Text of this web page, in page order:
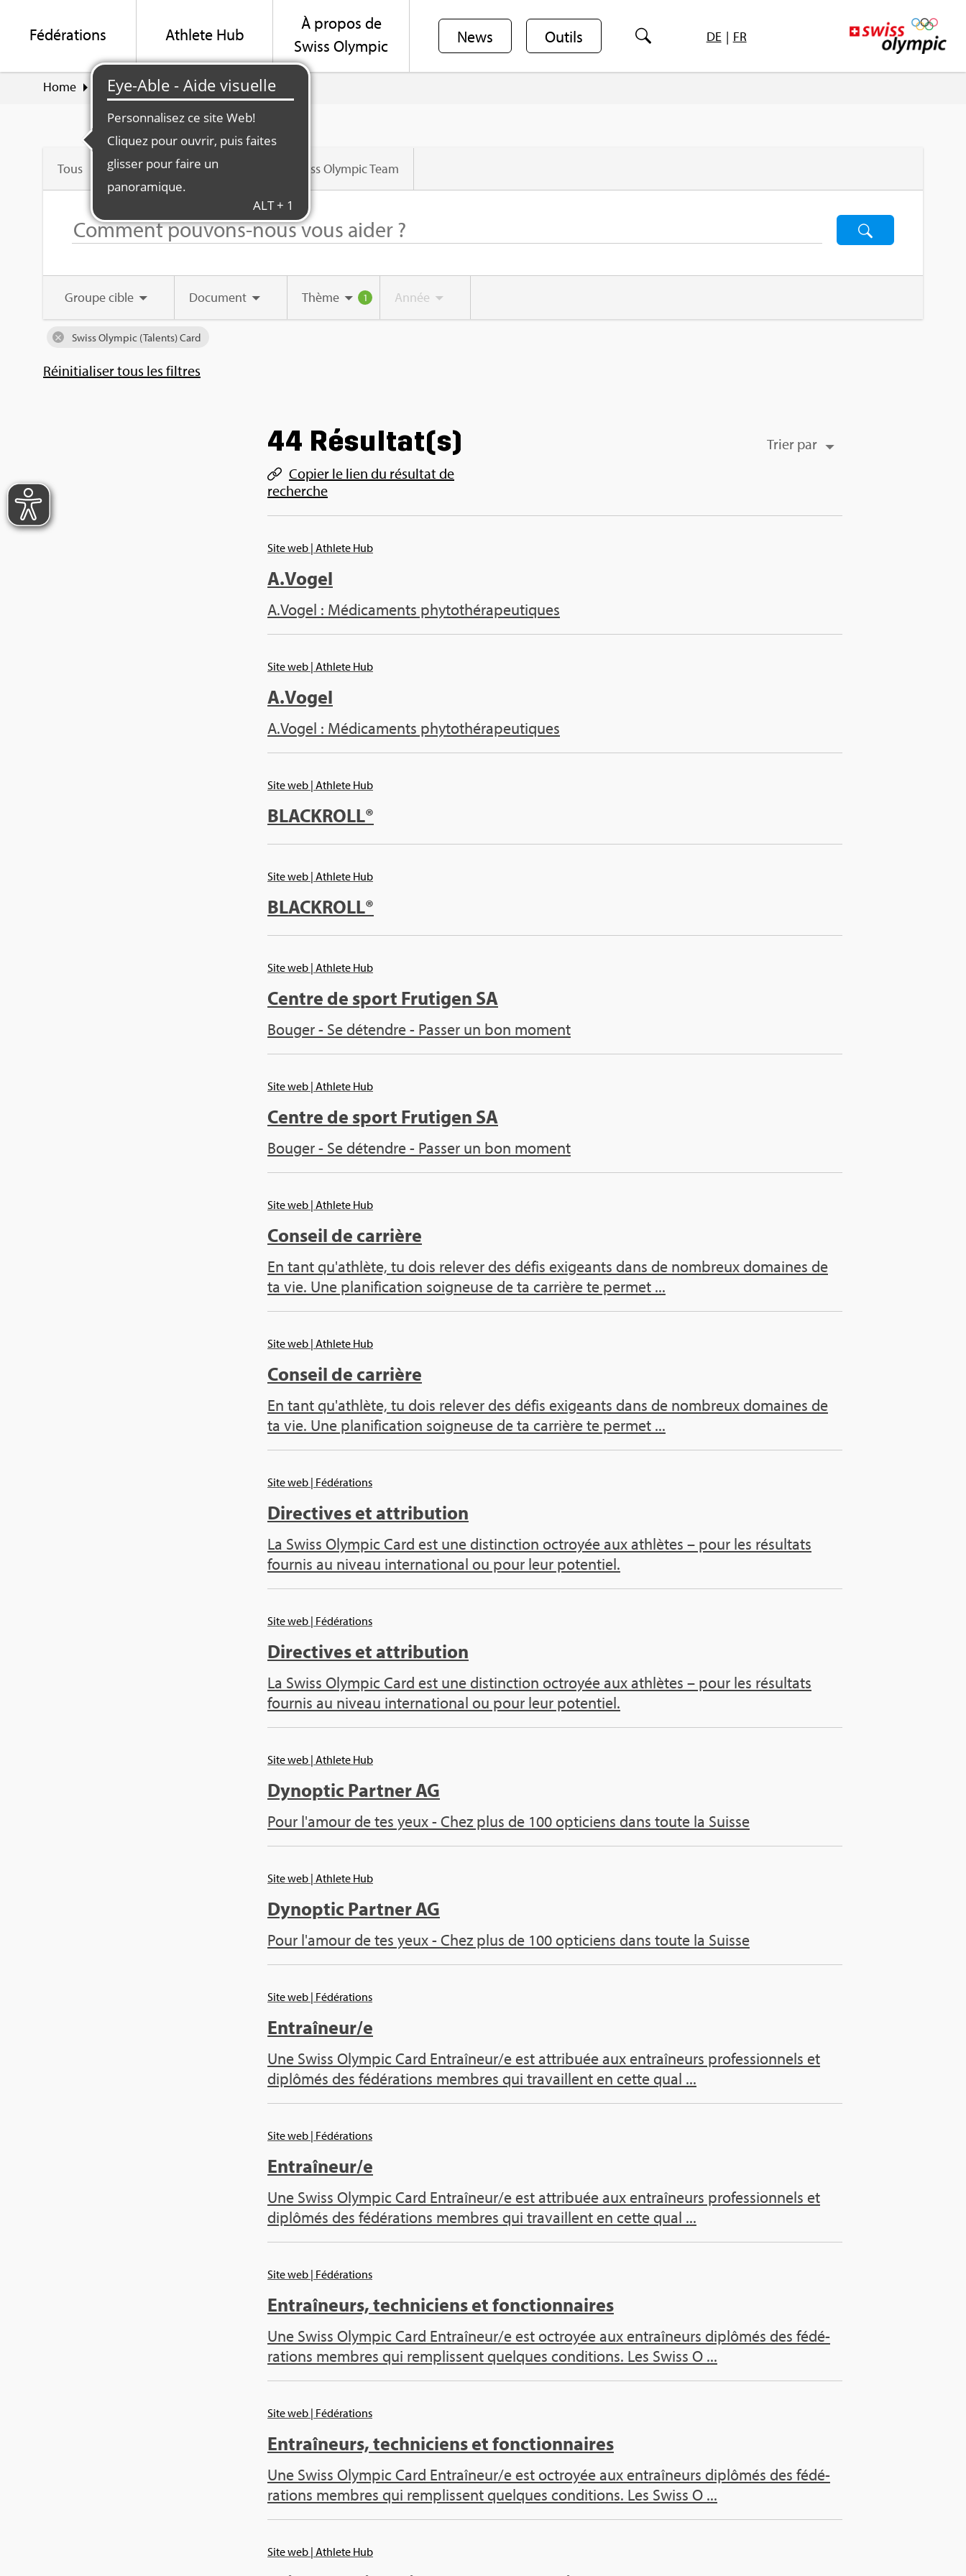
Fédé­ra­tions Ath­lete Hub
À pro­pos de
Swiss Olym­pic
News Outils DE | FR
Home Suche
Tous Fédé­ra­tion Swiss Olym­pic Swiss Olym­pic Team
Groupe cible Docu­ment Thème 1 Année
Swiss Olym­pic (Talents) Card
Réini­tia­li­ser tous les filtres
44 Résul­tat(s)
Trier par
Copier le lien du résul­tat de
recherche
Site web | Ath­lete Hub
A.​Vogel
A.​Vogel : Médi­ca­ments phy­to­thé­ra­peu­tiques
Site web | Ath­lete Hub
A.​Vogel
A.​Vogel : Médi­ca­ments phy­to­thé­ra­peu­tiques
Site web | Ath­lete Hub
BLA­CKROLL®
Site web | Ath­lete Hub
BLA­CKROLL®
Site web | Ath­lete Hub
Centre de sport Fru­ti­gen SA
Bou­ger - Se détendre - Pas­ser un bon moment
Site web | Ath­lete Hub
Centre de sport Fru­ti­gen SA
Bou­ger - Se détendre - Pas­ser un bon moment
Site web | Ath­lete Hub
Conseil de car­rière
En tant qu'ath­lète, tu dois rele­ver des défis exi­geants dans de nom­breux domaines de
ta vie. Une pla­ni­fi­ca­tion soi­gneuse de ta car­rière te per­met ...
Site web | Ath­lete Hub
Conseil de car­rière
En tant qu'ath­lète, tu dois rele­ver des défis exi­geants dans de nom­breux domaines de
ta vie. Une pla­ni­fi­ca­tion soi­gneuse de ta car­rière te per­met ...
Site web | Fédé­ra­tions
Direc­tives et attri­bu­tion
La Swiss Olym­pic Card est une dis­tinc­tion octroyée aux ath­lètes – pour les résul­tats
four­nis au niveau inter­na­tio­nal ou pour leur poten­tiel.
Site web | Fédé­ra­tions
Direc­tives et attri­bu­tion
La Swiss Olym­pic Card est une dis­tinc­tion octroyée aux ath­lètes – pour les résul­tats
four­nis au niveau inter­na­tio­nal ou pour leur poten­tiel.
Site web | Ath­lete Hub
Dynop­tic Part­ner AG
Pour l'amour de tes yeux - Chez plus de 100 opti­ciens dans toute la Suisse
Site web | Ath­lete Hub
Dynop­tic Part­ner AG
Pour l'amour de tes yeux - Chez plus de 100 opti­ciens dans toute la Suisse
Site web | Fédé­ra­tions
Entraî­neur/e
Une Swiss Olym­pic Card Entraî­neur/e est attri­buée aux entraî­neurs pro­fes­sion­nels et
diplô­més des fédé­ra­tions membres qui tra­vaillent en cette qual ...
Site web | Fédé­ra­tions
Entraî­neur/e
Une Swiss Olym­pic Card Entraî­neur/e est attri­buée aux entraî­neurs pro­fes­sion­nels et
diplô­més des fédé­ra­tions membres qui tra­vaillent en cette qual ...
Site web | Fédé­ra­tions
Entraî­neurs, tech­ni­ciens et fonc­tion­naires
Une Swiss Olym­pic Card Entraî­neur/e est octroyée aux entraî­neurs diplô­més des fédé­
ra­tions membres qui rem­plissent quelques condi­tions. Les Swiss O ...
Site web | Fédé­ra­tions
Entraî­neurs, tech­ni­ciens et fonc­tion­naires
Une Swiss Olym­pic Card Entraî­neur/e est octroyée aux entraî­neurs diplô­més des fédé­
ra­tions membres qui rem­plissent quelques condi­tions. Les Swiss O ...
Site web | Ath­lete Hub